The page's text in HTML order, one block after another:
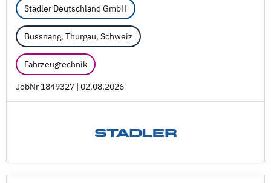
Stadler Deutschland GmbH
Bussnang, Thurgau, Schweiz
Fahrzeugtechnik
JobNr 1849327 | 02.08.2026